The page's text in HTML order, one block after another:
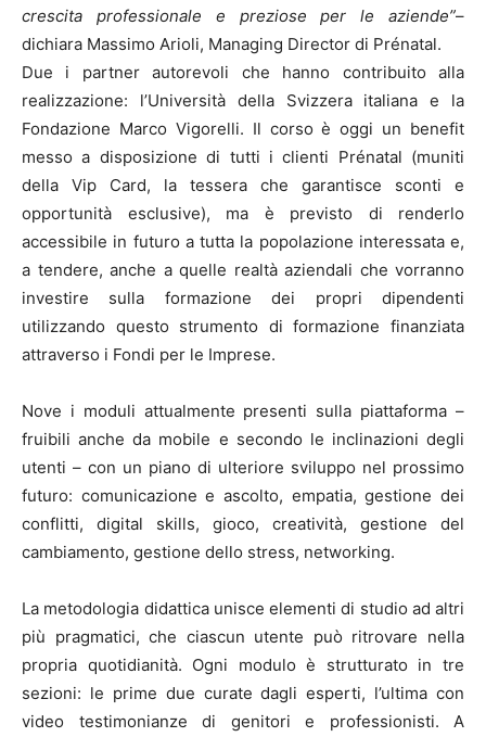
crescita professionale e preziose per le aziende”–
dichiara Massimo Arioli, Managing Director di Prénatal.
Due i partner autorevoli che hanno contribuito alla
realizzazione: l’Università della Svizzera italiana e la
Fondazione Marco Vigorelli. Il corso è oggi un benefit
messo a disposizione di tutti i clienti Prénatal (muniti
della Vip Card, la tessera che garantisce sconti e
opportunità esclusive), ma è previsto di renderlo
accessibile in futuro a tutta la popolazione interessata e,
a tendere, anche a quelle realtà aziendali che vorranno
investire sulla formazione dei propri dipendenti
utilizzando questo strumento di formazione finanziata
attraverso i Fondi per le Imprese.
Nove i moduli attualmente presenti sulla piattaforma –
fruibili anche da mobile e secondo le inclinazioni degli
utenti – con un piano di ulteriore sviluppo nel prossimo
futuro: comunicazione e ascolto, empatia, gestione dei
conflitti, digital skills, gioco, creatività, gestione del
cambiamento, gestione dello stress, networking.
La metodologia didattica unisce elementi di studio ad altri
più pragmatici, che ciascun utente può ritrovare nella
propria quotidianità. Ogni modulo è strutturato in tre
sezioni: le prime due curate dagli esperti, l’ultima con
video testimonianze di genitori e professionisti. A